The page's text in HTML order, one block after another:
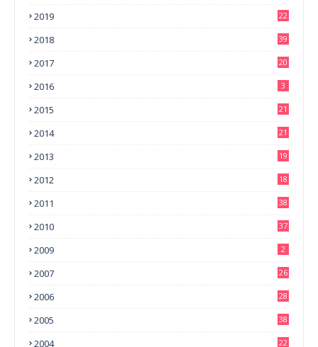
2019 22
2018 39
2017 20
2016 3
2015 21
2014 21
2013 19
2012 18
2011 38
2010 37
2009 2
2007 26
2006 28
2005 38
2004 22